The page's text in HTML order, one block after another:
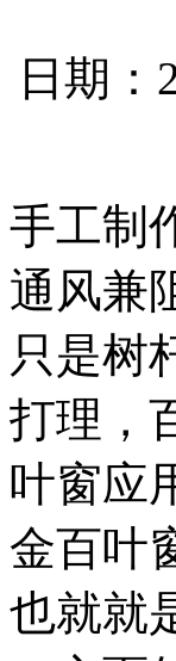
日期
手工制
通风兼
只是树
打理，
叶窗应
金百叶
也就就